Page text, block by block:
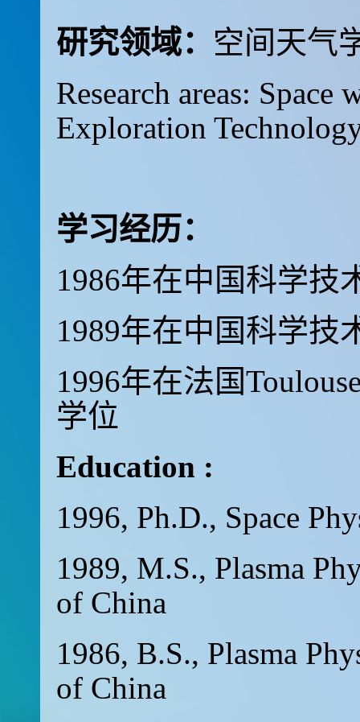
研究领域： 空间天气
Research areas: Space
Exploration
学习经历：
1986年在中国科学技
1989年在中国科学技
1996年在法国
学位
Education :
1996, Ph.D., Space
1989, M.S., Plasma
of China
1986, B.S., Plasma
of China